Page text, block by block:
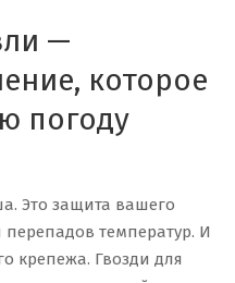
—
которое
погоду
Это защита вашего
перепадов температур. И
крепежа. Гвозди для